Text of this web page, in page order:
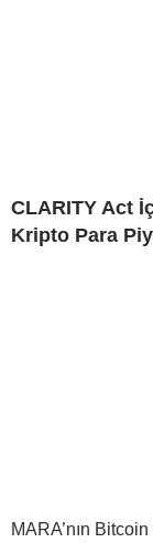
CLARITY Act
Kripto Para
MARA’nın Bitcoin